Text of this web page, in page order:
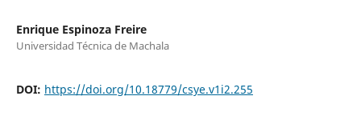
Enrique Espinoza Freire
Universidad Técnica de Machala
DOI: https://doi.org/10.18779/csye.v1i2.255